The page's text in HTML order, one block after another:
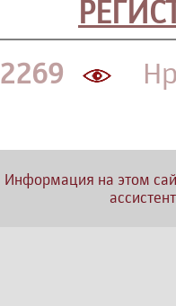
2269
Информация на этом